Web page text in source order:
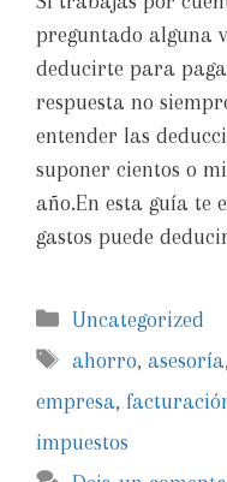
preguntado alguna
deducirte para
respuesta no
entender las
suponer cientos o
año.En esta guía te
gastos puede
Uncategorized
ahorro,asesoría
empresa,
impuestos